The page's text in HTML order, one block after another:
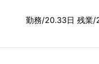
勤務/20.33日 残業/